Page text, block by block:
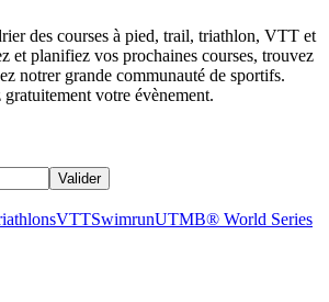
des courses à pied, trail, triathlon, VTT et
et planifiez vos prochaines courses, trouvez
notrer grande communauté de sportifs.
votre évènement.
Valider
VTTSwimrunUTMB® World Series